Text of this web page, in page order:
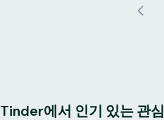
Tinder에서 인기 있는 관